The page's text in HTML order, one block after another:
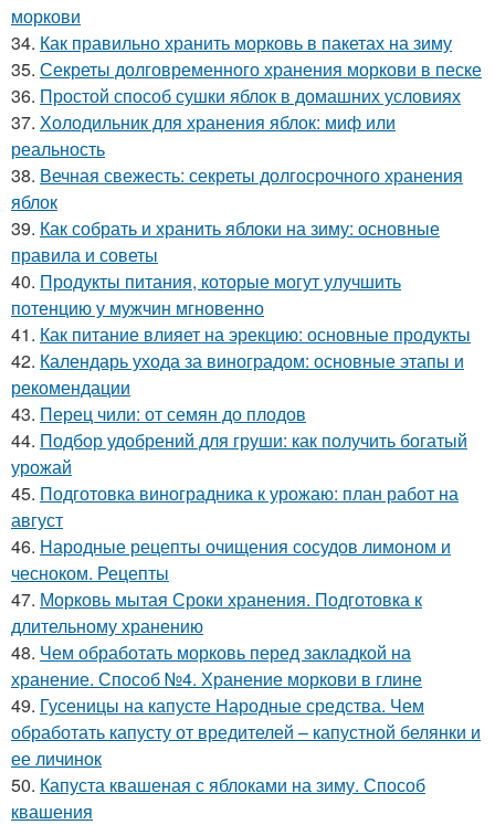
моркови
34. Как правильно хранить морковь в пакетах на зиму
35. Секреты долговременного хранения моркови в песке
36. Простой способ сушки яблок в домашних условиях
37. Холодильник для хранения яблок: миф или
реальность
38. Вечная свежесть: секреты долгосрочного хранения
яблок
39. Как собрать и хранить яблоки на зиму: основные
правила и советы
40. Продукты питания, которые могут улучшить
потенцию у мужчин мгновенно
41. Как питание влияет на эрекцию: основные продукты
42. Календарь ухода за виноградом: основные этапы и
рекомендации
43. Перец чили: от семян до плодов
44. Подбор удобрений для груши: как получить богатый
урожай
45. Подготовка виноградника к урожаю: план работ на
август
46. Народные рецепты очищения сосудов лимоном и
чесноком. Рецепты
47. Морковь мытая Сроки хранения. Подготовка к
длительному хранению
48. Чем обработать морковь перед закладкой на
хранение. Способ №4. Хранение моркови в глине
49. Гусеницы на капусте Народные средства. Чем
обработать капусту от вредителей – капустной белянки и
ее личинок
50. Капуста квашеная с яблоками на зиму. Способ
квашения